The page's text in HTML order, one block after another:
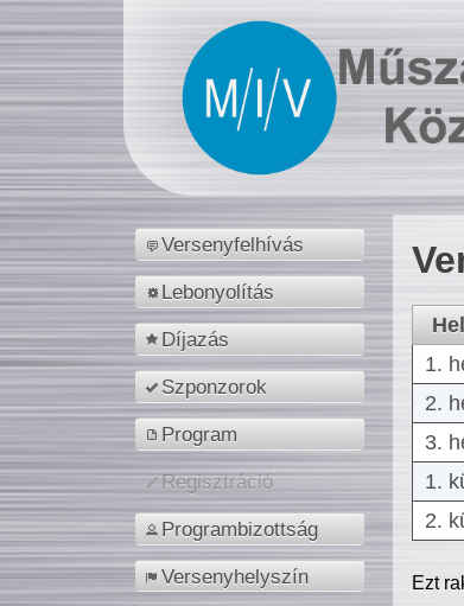
Versenyfelhívás
Lebonyolítás
Díjazás
Szponzorok
Program
Regisztráció
Programbizottság
Versenyhelyszín
1.
2.
3.
1.
2.
Ezt